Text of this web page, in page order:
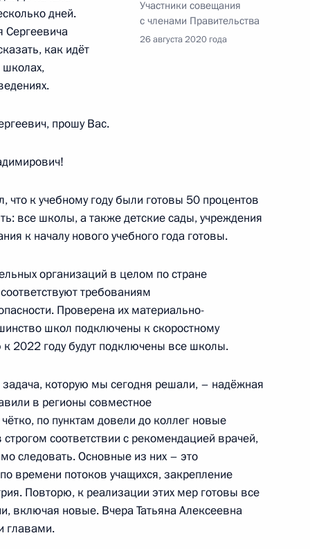
Кравцовым
по искусственному
в Российской
профессиональным
профессиональным
Участники совещания
с членами Правительства
26 августа 2020 года
дней.
Сергеевича
как идёт
школах,
прошу Вас.
к учебному году были готовы 50 процентов
все школы, а также детские сады, учреждения
к началу нового учебного года готовы.
организаций в целом по стране
требованиям
Проверена их материально-
школ подключены к скоростному
2022 году будут подключены все школы.
которую мы сегодня решали, – надёжная
в регионы совместное
по пунктам довели до коллег новые
соответствии с рекомендацией врачей,
следовать. Основные из них – это
времени потоков учащихся, закрепление
Повторю, к реализации этих мер готовы все
включая новые. Вчера Татьяна Алексеевна
главами.